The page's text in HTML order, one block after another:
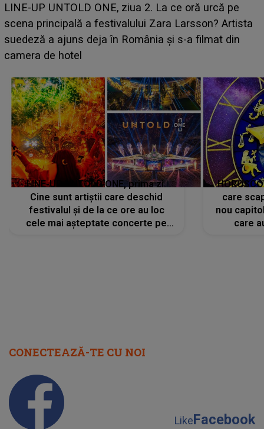
Ce a dezvăluit noua concurentă din "Casa Iubirii" l-a
luat prin surprindere pe Emanuel. CINE ESTE
BĂIATUL VIZAT de Alexandra?! Aflându-se în fața
faptului împlinit, A RECUNOSCUT IMEDIAT: "Am
LINE-UP UNTOLD ONE, prima zi.
Cine sunt artiștii care deschid
festivalul și de la ce ore au loc
cele mai așteptate concerte pe
care
nou
care
CONECTEAZĂ-TE CU NOI
LikeFacebook